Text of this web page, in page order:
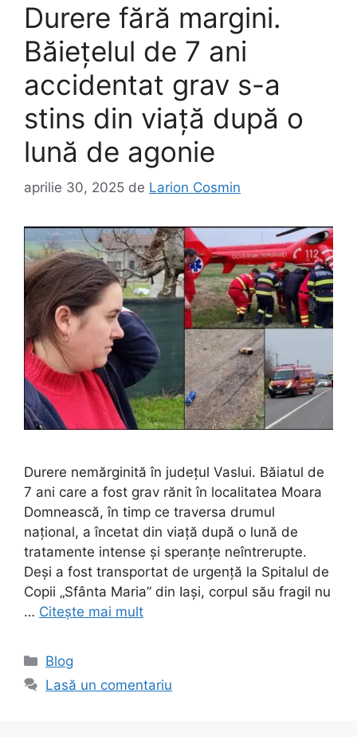
Durere fără margini.
Băiețelul de 7 ani
accidentat grav s-a
stins din viață după o
lună de agonie
aprilie 30, 2025 de Larion Cosmin
Durere nemărginită în județul Vaslui. Băiatul de
7 ani care a fost grav rănit în localitatea Moara
Domnească, în timp ce traversa drumul
național, a încetat din viață după o lună de
tratamente intense și speranțe neîntrerupte.
Deși a fost transportat de urgență la Spitalul de
Copii „Sfânta Maria” din Iași, corpul său fragil nu
… Citește mai mult
Categorii
Blog
Lasă un comentariu